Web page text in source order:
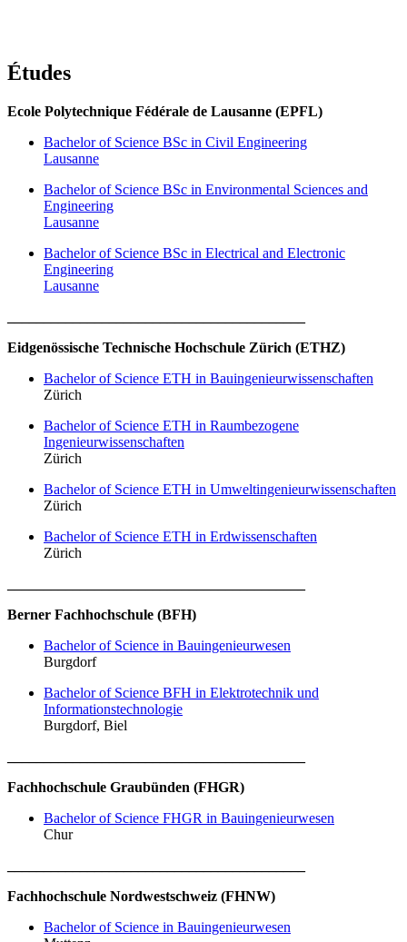
Études
Ecole Polytechnique Fédérale de Lausanne (EPFL)
Bachelor of Science BSc in Civil Engineering
Lausanne
Bachelor of Science BSc in Environmental Sciences and
Engineering
Lausanne
Bachelor of Science BSc in Electrical and Electronic
Engineering
Lausanne
Eidgenössische Technische Hochschule Zürich (ETHZ)
Bachelor of Science ETH in Bauingenieurwissenschaften
Zürich
Bachelor of Science ETH in Raumbezogene
Ingenieurwissenschaften
Zürich
Bachelor of Science ETH in Umweltingenieurwissenschaften
Zürich
Bachelor of Science ETH in Erdwissenschaften
Zürich
Berner Fachhochschule (BFH)
Bachelor of Science in Bauingenieurwesen
Burgdorf
Bachelor of Science BFH in Elektrotechnik und
Informationstechnologie
Burgdorf, Biel
Fachhochschule Graubünden (FHGR)
Bachelor of Science FHGR in Bauingenieurwesen
Chur
Fachhochschule Nordwestschweiz (FHNW)
Bachelor of Science in Bauingenieurwesen